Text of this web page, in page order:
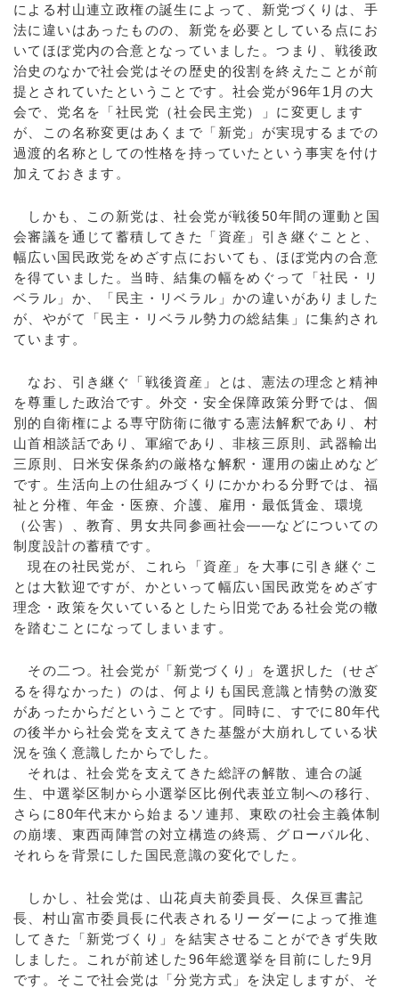
による村山連立政権の誕生によって、新党づくりは、手
法に違いはあったものの、新党を必要としている点にお
いてほぼ党内の合意となっていました。つまり、戦後政
治史のなかで社会党はその歴史的役割を終えたことが前
提とされていたということです。社会党が96年1月の大
会で、党名を「社民党（社会民主党）」に変更します
が、この名称変更はあくまで「新党」が実現するまでの
過渡的名称としての性格を持っていたという事実を付け
加えておきます。
しかも、この新党は、社会党が戦後50年間の運動と国
会審議を通じて蓄積してきた「資産」引き継ぐことと、
幅広い国民政党をめざす点においても、ほぼ党内の合意
を得ていました。当時、結集の幅をめぐって「社民・リ
ベラル」か、「民主・リベラル」かの違いがありました
が、やがて「民主・リベラル勢力の総結集」に集約され
ています。
なお、引き継ぐ「戦後資産」とは、憲法の理念と精神
を尊重した政治です。外交・安全保障政策分野では、個
別的自衛権による専守防衛に徹する憲法解釈であり、村
山首相談話であり、軍縮であり、非核三原則、武器輸出
三原則、日米安保条約の厳格な解釈・運用の歯止めなど
です。生活向上の仕組みづくりにかかわる分野では、福
祉と分権、年金・医療、介護、雇用・最低賃金、環境
（公害）、教育、男女共同参画社会——などについての
制度設計の蓄積です。
現在の社民党が、これら「資産」を大事に引き継ぐこ
とは大歓迎ですが、かといって幅広い国民政党をめざす
理念・政策を欠いているとしたら旧党である社会党の轍
を踏むことになってしまいます。
その二つ。社会党が「新党づくり」を選択した（せざ
るを得なかった）のは、何よりも国民意識と情勢の激変
があったからだということです。同時に、すでに80年代
の後半から社会党を支えてきた基盤が大崩れしている状
況を強く意識したからでした。
それは、社会党を支えてきた総評の解散、連合の誕
生、中選挙区制から小選挙区比例代表並立制への移行、
さらに80年代末から始まるソ連邦、東欧の社会主義体制
の崩壊、東西両陣営の対立構造の終焉、グローバル化、
それらを背景にした国民意識の変化でした。
しかし、社会党は、山花貞夫前委員長、久保亘書記
長、村山富市委員長に代表されるリーダーによって推進
してきた「新党づくり」を結実させることができず失敗
しました。これが前述した96年総選挙を目前にした9月
です。そこで社会党は「分党方式」を決定しますが、そ